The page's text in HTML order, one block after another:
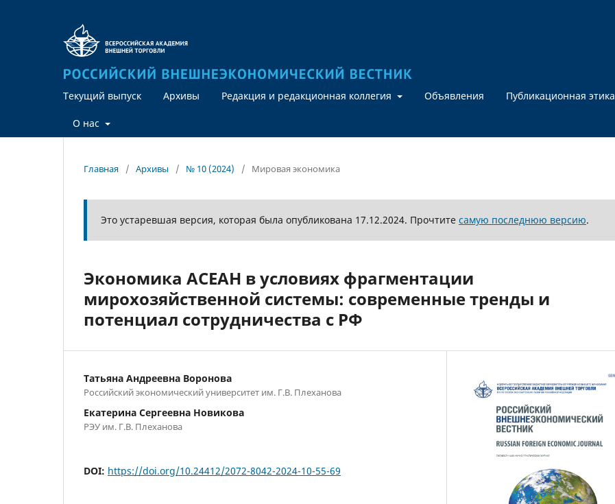
Текущий выпуск Архивы Редакция и редакционная коллегия Объявления Публикационная этика
О нас
Главная / Архивы / № 10 (2024) / Мировая экономика
Это устаревшая версия, которая была опубликована 17.12.2024. Прочтите самую последнюю версию.
Экономика АСЕАН в условиях фрагментации
мирохозяйственной системы: современные тренды и
потенциал сотрудничества с РФ
Татьяна Андреевна Воронова
Российский экономический университет им. Г.В. Плеханова
Екатерина Сергеевна Новикова
РЭУ им. Г.В. Плеханова
DOI: https://doi.org/10.24412/2072-8042-2024-10-55-69